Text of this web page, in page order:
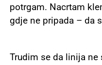
potrgam. Nacrtam
gdje ne pripada – da
Trudim se da linija ne